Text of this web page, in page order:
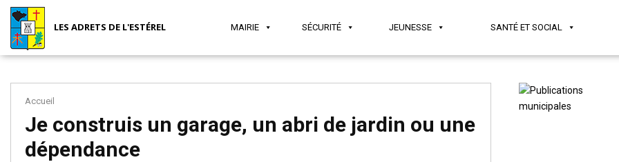
LES ADRETS DE L'ESTÉREL MAIRIE SÉCURITÉ JEUNESSE SANTÉ ET SOCIAL
Accueil
Je construis un garage, un abri de jardin ou une
dépendance
MAIRIE SÉCURITÉJEUNESSE